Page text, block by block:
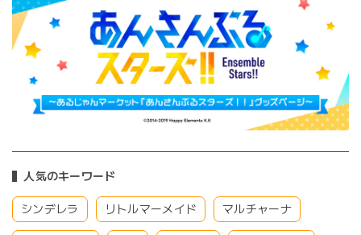
人気のキーワード
シンデレラ リトルマーメイド マルチャーナ